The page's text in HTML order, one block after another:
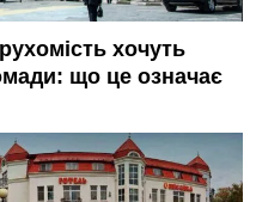
хочуть
що це означає